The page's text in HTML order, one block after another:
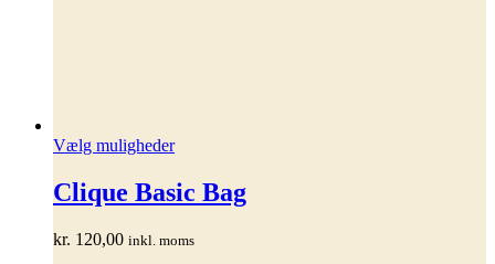
Vælg mulighederDette
har
flere
Mulighederne
Clique Basic Bag
kr. 120,00 inkl. moms